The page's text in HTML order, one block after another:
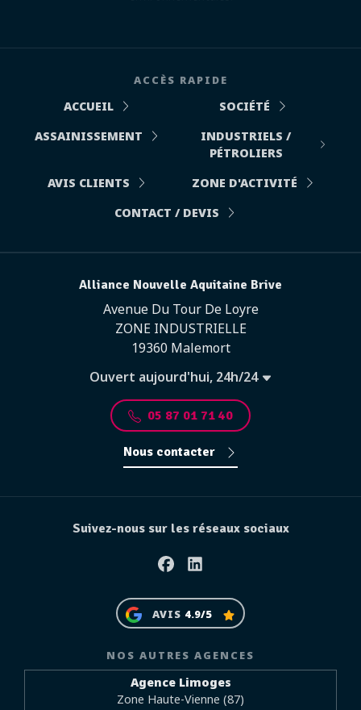
ACCÈS RAPIDE
ACCUEIL
SOCIÉTÉ
ASSAINISSEMENT
INDUSTRIELS /
PÉTROLIERS
AVIS CLIENTS
ZONE D'ACTIVITÉ
CONTACT / DEVIS
Alliance Nouvelle Aquitaine Brive
Avenue Du Tour De Loyre
ZONE INDUSTRIELLE
19360 Malemort
Ouvert aujourd'hui, 24h/24
05 87 01 71 40
Nous contacter
Suivez-nous sur les réseaux sociaux
FacebookLinkedin
AVIS 4.9/5
NOS AUTRES AGENCES
Agence Limoges
Zone Haute-Vienne (87)